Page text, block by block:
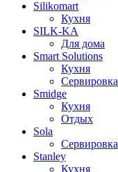
Silikomart
Кухня
SILK-KA
Для дома
Smart Solutions
Кухня
Сервировка
Smidge
Кухня
Отдых
Sola
Сервировка
Stanley
Кухня